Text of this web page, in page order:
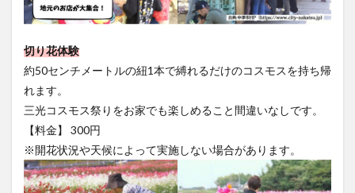
切り花体験
約50センチメートルの紐1本で縛れるだけのコスモスを持ち帰
れます。
三光コスモス祭りをお家でも楽しめること間違いなしです。
【料金】 300円
※開花状況や天候によって実施しない場合があります。